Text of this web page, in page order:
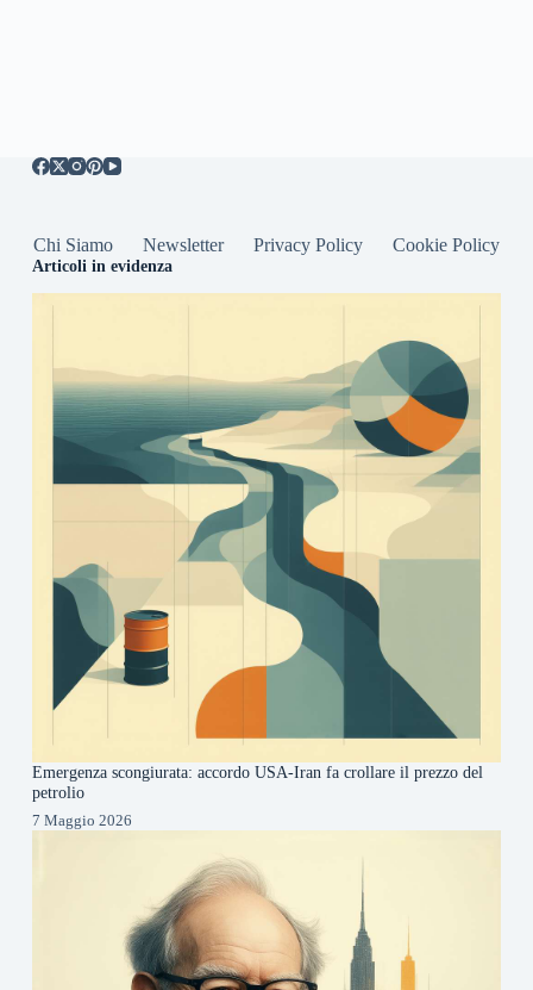
Chi Siamo Newsletter Privacy Policy Cookie Policy
Articoli in evidenza
Emergenza scongiurata: accordo USA-Iran fa crollare il prezzo del
petrolio
7 Maggio 2026